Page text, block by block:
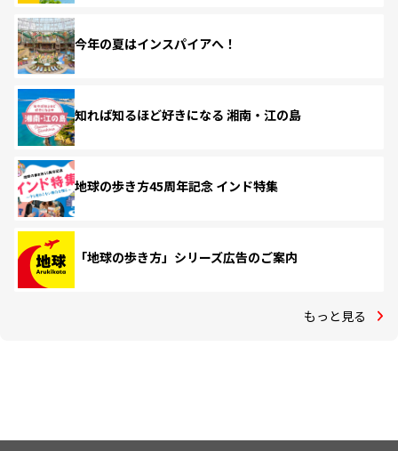
今年の夏はインスパイアへ！
知れば知るほど好きになる 湘南・江の島
地球の歩き方45周年記念 インド特集
「地球の歩き方」シリーズ広告のご案内
もっと見る